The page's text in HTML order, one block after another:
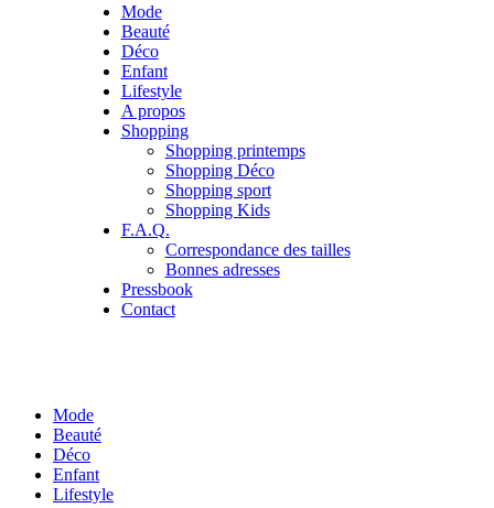
Mode
Beauté
Déco
Enfant
Lifestyle
A propos
Shopping
Shopping printemps
Shopping Déco
Shopping sport
Shopping Kids
F.A.Q.
Correspondance des tailles
Bonnes adresses
Pressbook
Contact
Mode
Beauté
Déco
Enfant
Lifestyle